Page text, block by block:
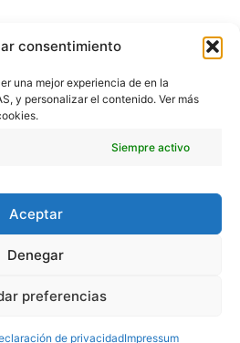
consentimiento
una mejor experiencia de en la
y personalizar el contenido. Ver más
Siempre activo
Aceptar
Denegar
preferencias
de privacidadImpressum